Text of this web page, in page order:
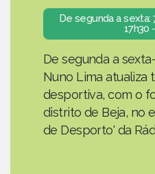
De segunda a sexta:
17h30
De segunda a
Nuno Lima atualiza
desportiva, com o
distrito de Beja, no
de Desporto' da